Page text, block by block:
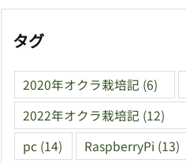
タグ
2020年オクラ栽培記 (6)
2022年オクラ栽培記 (12)
pc (14) RaspberryPi (13)